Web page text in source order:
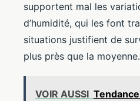
supportent mal les
d’humidité, qui les font
situations justifient de
plus près que la moyenne.
VOIR AUSSI